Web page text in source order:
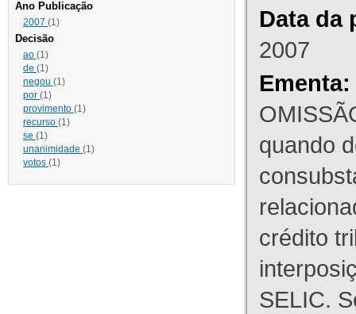
Ano Publicação
2007 (1)
Decisão
ao (1)
de (1)
negou (1)
por (1)
provimento (1)
recurso (1)
se (1)
unanimidade (1)
votos (1)
Data da
2007
Ementa:
quando
crédito
SELIC.